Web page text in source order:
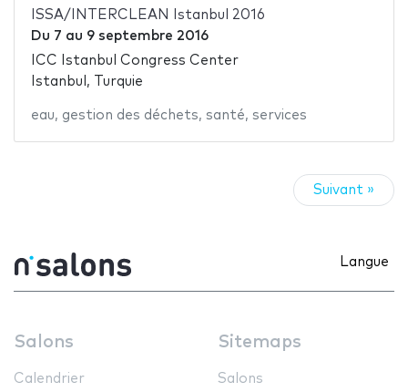
ISSA/INTERCLEAN Istanbul 2016
Du 7 au 9 septembre 2016
ICC Istanbul Congress Center
Istanbul, Turquie
eau, gestion des déchets, santé, services
Suivant »
Langue
Salons
Calendrier
Sitemaps
Salons